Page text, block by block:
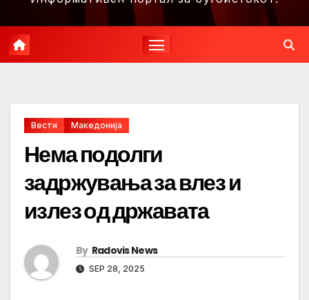
Вести Македонија
Нема подолги
задржувања за влез и
излез од државата
By Radovis News
SEP 28, 2025